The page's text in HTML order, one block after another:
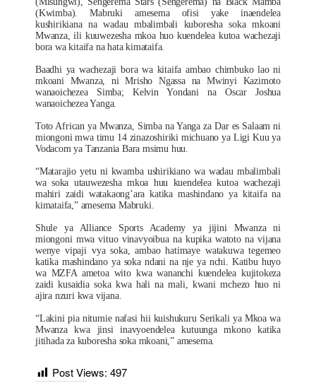
(Kwimba). Mabruki amesema ofisi yake inaendelea
kushirikiana na wadau mbalimbali kuboresha soka mkoani
Mwanza, ili kuuwezesha mkoa huo kuendelea kutoa wachezaji
bora wa kitaifa na hata kimataifa.
Baadhi ya wachezaji bora wa kitaifa ambao chimbuko lao ni
mkoani Mwanza, ni Mrisho Ngassa na Mwinyi Kazimoto
wanaoichezea Simba; Kelvin Yondani na Oscar Joshua
wanaoichezea Yanga.
Toto African ya Mwanza, Simba na Yanga za Dar es Salaam ni
miongoni mwa timu 14 zinazoshiriki michuano ya Ligi Kuu ya
Vodacom ya Tanzania Bara msimu huu.
“Matarajio yetu ni kwamba ushirikiano wa wadau mbalimbali
wa soka utauwezesha mkoa huu kuendelea kutoa wachezaji
mahiri zaidi watakaong’ara katika mashindano ya kitaifa na
kimataifa,” amesema Mabruki.
Shule ya Alliance Sports Academy ya jijini Mwanza ni
miongoni mwa vituo vinavyoibua na kupika watoto na vijana
wenye vipaji vya soka, ambao hatimaye watakuwa tegemeo
katika mashindano ya soka ndani na nje ya nchi. Katibu huyo
wa MZFA ametoa wito kwa wananchi kuendelea kujitokeza
zaidi kusaidia soka kwa hali na mali, kwani mchezo huo ni
ajira nzuri kwa vijana.
“Lakini pia nitumie nafasi hii kuishukuru Serikali ya Mkoa wa
Mwanza kwa jinsi inavyoendelea kutuunga mkono katika
jitihada za kuboresha soka mkoani,” amesema.
Post Views: 497